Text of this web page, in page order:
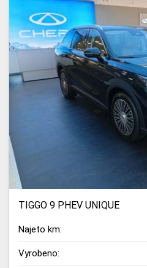
TIGGO 9 PHEV UNIQUE
Najeto km:
Vyrobeno: